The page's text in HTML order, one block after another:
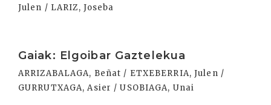
Julen / LARIZ, Joseba
Gaiak: Elgoibar Gaztelekua
ARRIZABALAGA, Beñat / ETXEBERRIA, Julen /
GURRUTXAGA, Asier / USOBIAGA, Unai